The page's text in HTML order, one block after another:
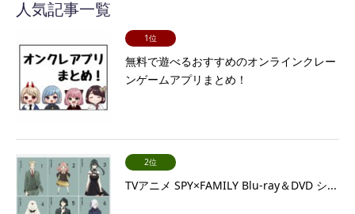
人気記事一覧
1位
無料で遊べるおすすめのオンラインクレー
ンゲームアプリまとめ！
2位
TVアニメ SPY×FAMILY Blu-ray＆DVD シ...